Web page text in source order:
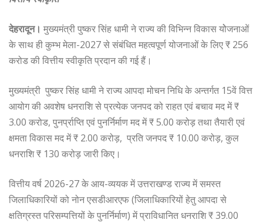
देहरादून। मुख्यमंत्री पुष्कर सिंह धामी ने राज्य की विभिन्न विकास योेजनाओं
के साथ ही कुम्भ मेला-2027 से संबंधित महत्वपूर्ण योजनाओं के लिए ₹ 256
करोड की वित्तीय स्वीकृति प्रदान की गई हैं।
मुख्यमंत्री पुष्कर सिंह धामी ने राज्य आपदा मोचन निधि के अन्तर्गत 15वें वित्त
आयोग की अवशेष धनराशि से प्रत्येक जनपद को राहत एवं बचाव मद में ₹
3.00 करोड, पुनर्प्राप्ति एवं पुनर्निर्माण मद में ₹ 5.00 करोड़ तथा तैयारी एवं
क्षमता विकास मद में ₹ 2.00 करोड़, प्रति जनपद ₹ 10.00 करोड़, कुल
धनराशि ₹ 130 करोड़ जारी किए।
वित्तीय वर्ष 2026-27 के आय-व्ययक में उत्तराखण्ड राज्य में समस्त
जिलाधिकारियों को नोन एसडीआरएफ (जिलाधिकारियों हेतु आपदा से
क्षतिग्रस्त परिसम्पत्तियों के पुनर्निर्माण) में प्राविधानित धनराशि ₹ 39.00